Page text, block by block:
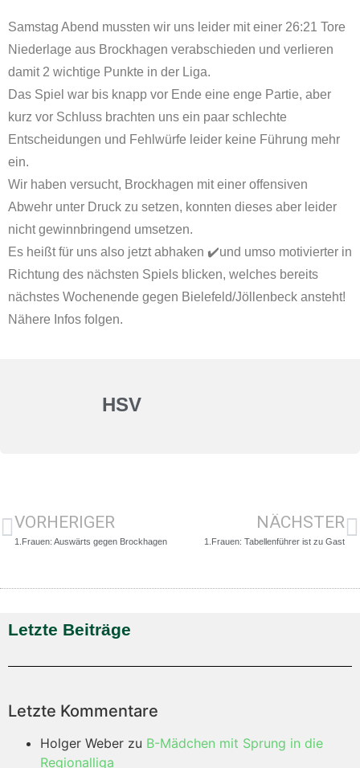
Samstag Abend mussten wir uns leider mit einer 26:21 Tore
Niederlage aus Brockhagen verabschieden und verlieren
damit 2 wichtige Punkte in der Liga.
Das Spiel war bis knapp vor Ende eine enge Partie, aber
kurz vor Schluss brachten uns ein paar schlechte
Entscheidungen und Fehlwürfe leider keine Führung mehr
ein.
Wir haben versucht, Brockhagen mit einer offensiven
Abwehr unter Druck zu setzen, konnten dieses aber leider
nicht gewinnbringend umsetzen.
Es heißt für uns also jetzt abhaken ✔️und umso motivierter in
Richtung des nächsten Spiels blicken, welches bereits
nächstes Wochenende gegen Bielefeld/Jöllenbeck ansteht!
Nähere Infos folgen.
HSV
VORHERIGER
1.Frauen: Auswärts gegen Brockhagen
NÄCHSTER
1.Frauen: Tabellenführer ist zu Gast
Letzte Beiträge
Letzte Kommentare
Holger Weber zu B-Mädchen mit Sprung in die
Regionalliga